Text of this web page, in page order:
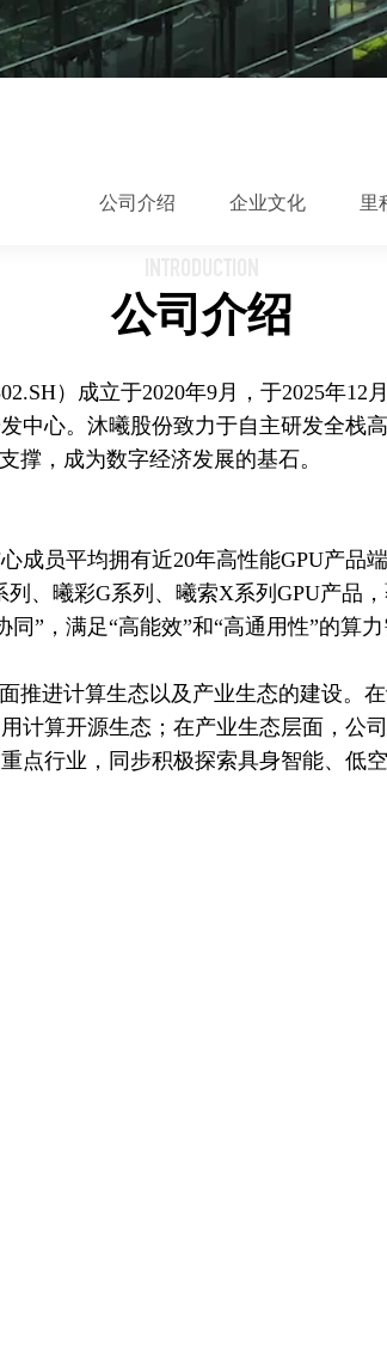
公司介绍 企业文化 里
公司介绍
）成立于2020年9月，于2025年
中心。沐曦股份致力于自主研发全栈
撑，成为数字经济发展的基石。
成员平均拥有近20年高性能GPU产品
、曦彩G系列、曦索X系列GPU产品
”，满足“高能效”和“高通用性”的算力
推进计算生态以及产业生态的建设
计算开源生态；在产业生态层面，公
点行业，同步积极探索具身智能、低